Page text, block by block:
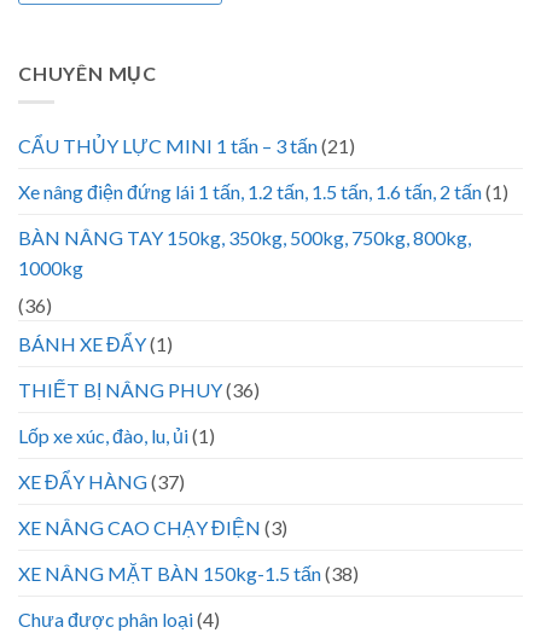
CHUYÊN MỤC
CẨU THỦY LỰC MINI 1 tấn – 3 tấn(21)
Xe nâng điện đứng lái 1 tấn, 1.2 tấn, 1.5 tấn, 1.6 tấn, 2 tấn(1)
BÀN NÂNG TAY 150kg, 350kg, 500kg, 750kg, 800kg,
1000kg
(36)
BÁNH XE ĐẨY(1)
THIẾT BỊ NÂNG PHUY(36)
Lốp xe xúc, đào, lu, ủi(1)
XE ĐẨY HÀNG(37)
XE NÂNG CAO CHẠY ĐIỆN (3)
XE NÂNG MẶT BÀN 150kg-1.5 tấn(38)
Chưa được phân loại(4)